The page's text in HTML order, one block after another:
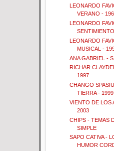
LEONARDO
VERANO -
LEONARDO
LEONARDO
MUSICAL -
ANA GABRIEL -
RICHAR
1997
CHANGO
TIERRA - 1999
VIENTO DE LOS
2003
CHIPS - TEMAS
SIMPLE
SAPO CATIVA -
HUMOR